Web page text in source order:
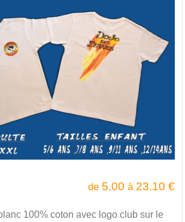
de 5.00 à 23.10 €
100% coton avec logo club sur le